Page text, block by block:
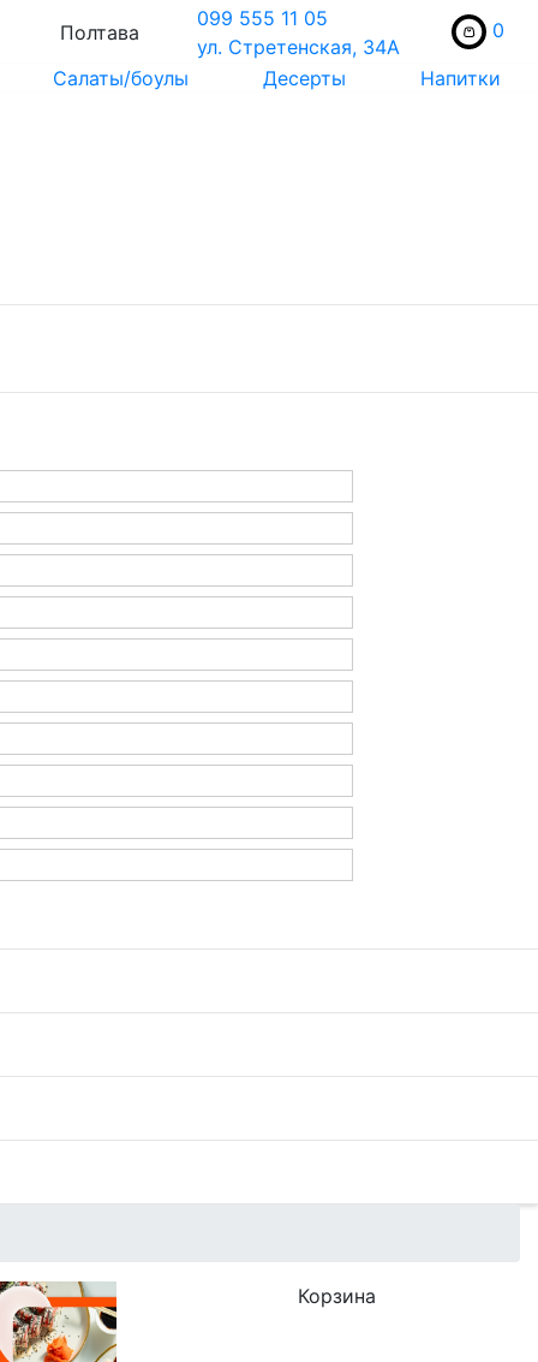
Полтава
099 555 11 05
ул. Стретенская, 34А
0
Салаты/боулы Десерты Напитки
Корзина